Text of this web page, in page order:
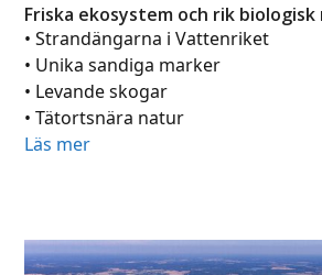
Friska ekosystem och rik biologisk
• Strandängarna i Vattenriket
• Unika sandiga marker
• Levande skogar
• Tätortsnära natur
Läs mer